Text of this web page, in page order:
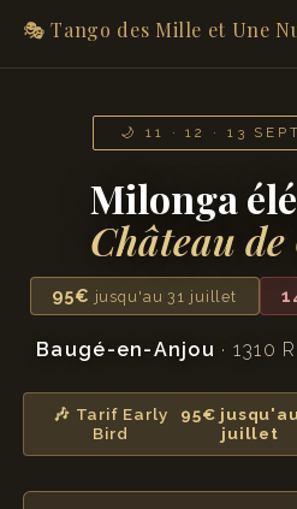
🎭 Tango des Mille et Une
🌙 11 · 12 · 13
Milonga
Château
95€ jusqu'au 31 juillet
Baugé-en-Anjou · 1310
🎶 Tarif Early
Bird
95€
juillet